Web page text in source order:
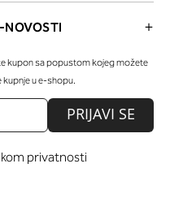
NOVOSTI
kupon sa popustom kojeg možete
u e-shopu.
PRIJAVI SE
privatnosti